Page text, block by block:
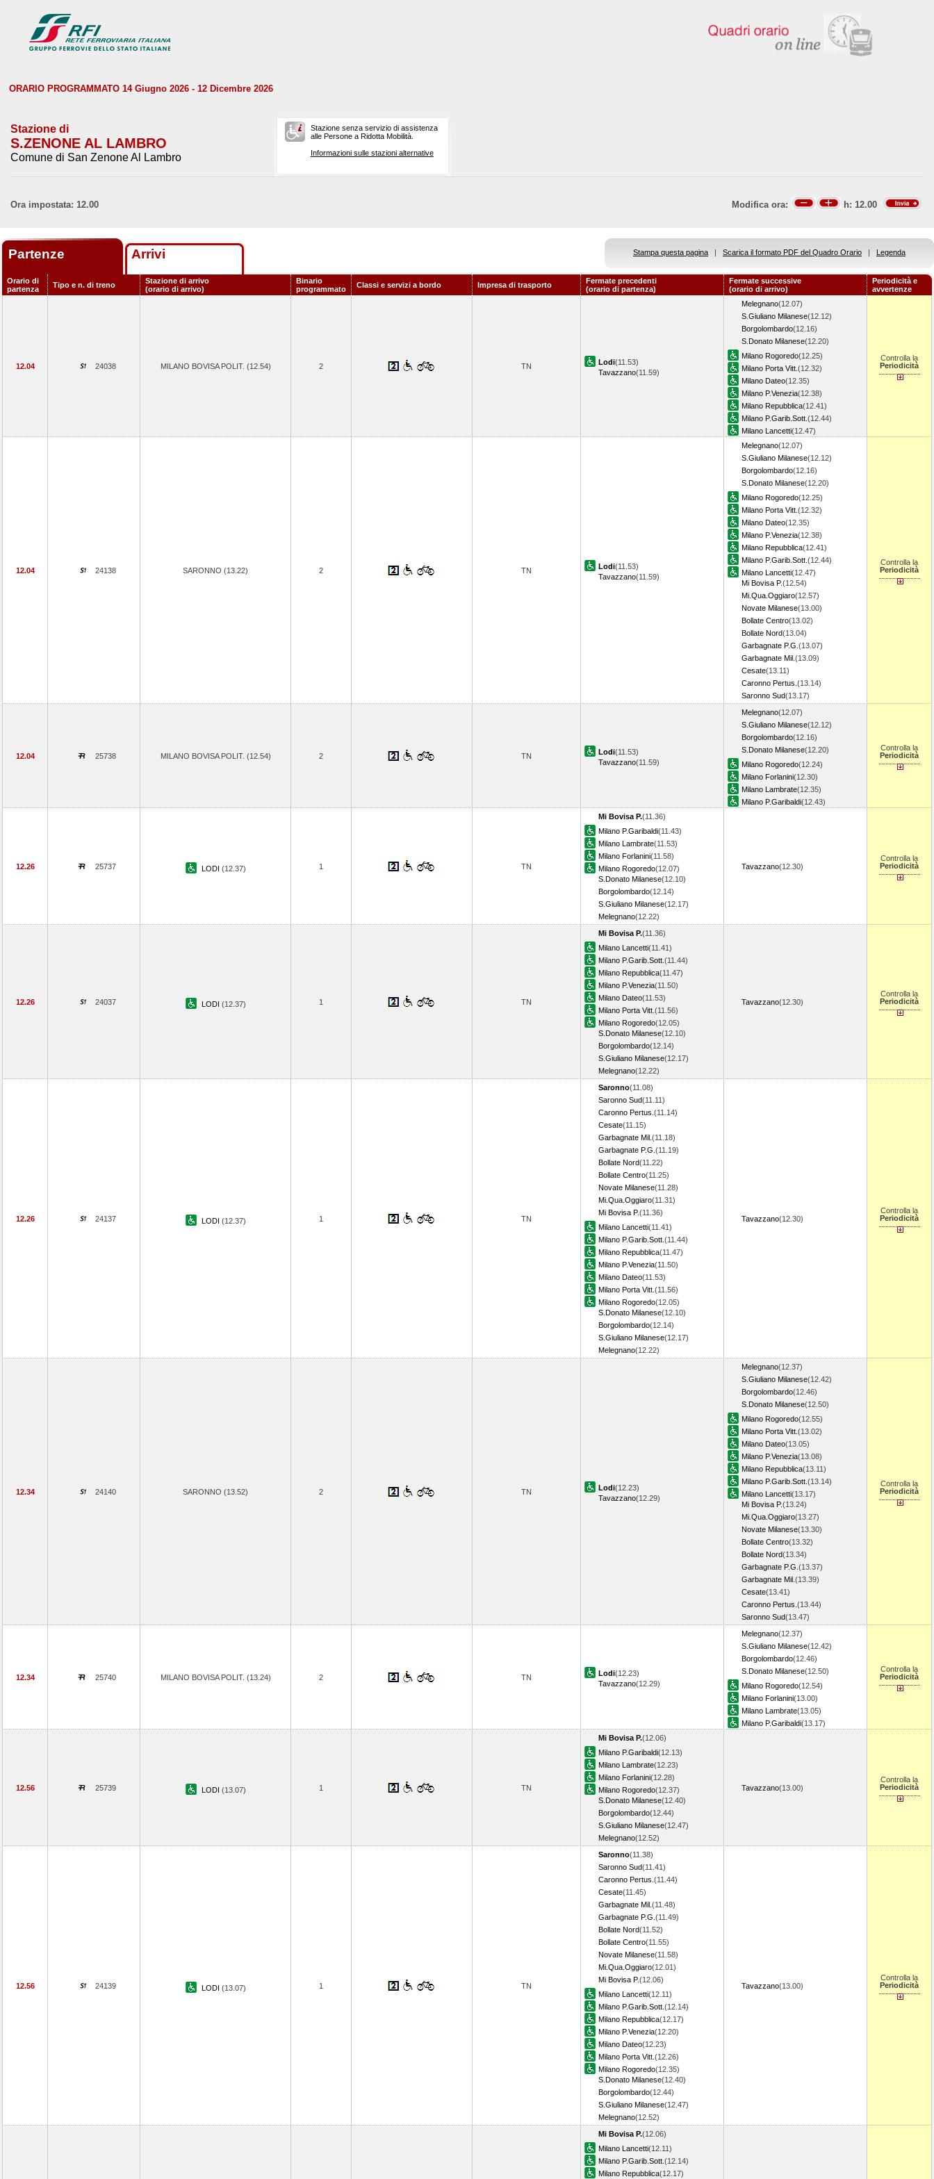
ORARIO PROGRAMMATO 14 Giugno 2026 - 12 Dicembre 2026
Stazione di
S.ZENONE AL LAMBRO
Comune di San Zenone Al Lambro
Stazione senza servizio di assistenza
alle Persone a Ridotta Mobilità.
Informazioni sulle stazioni alternative
Ora impostata: 12.00 Modifica ora: h: 12.00
Partenze Arrivi Stampa questa pagina | Scarica il formato PDF del Quadro Orario | Legenda
Orario di
partenza
Tipo e n. di treno
Stazione di arrivo
(orario di arrivo)
Binario
programmato
Classi e servizi a bordo Impresa di trasporto
Fermate precedenti
(orario di partenza)
Fermate successive
(orario di arrivo)
Periodicità e
avvertenze
12.04 24038 MILANO BOVISA POLIT. (12.54) 2 TN Lodi(11.53)
Tavazzano(11.59)
Melegnano(12.07)
S.Giuliano Milanese(12.12)
Borgolombardo(12.16)
S.Donato Milanese(12.20)
Milano Rogoredo(12.25)
Milano Porta Vitt. (12.32)
Milano Dateo(12.35)
Milano P.Venezia(12.38)
Milano Repubblica(12.41)
Milano P.Garib.Sott. (12.44)
Milano Lancetti(12.47)
Controlla la
Periodicità
12.04 24138 SARONNO (13.22) 2 TN Lodi(11.53)
Tavazzano(11.59)
Melegnano(12.07)
S.Giuliano Milanese(12.12)
Borgolombardo(12.16)
S.Donato Milanese(12.20)
Milano Rogoredo(12.25)
Milano Porta Vitt. (12.32)
Milano Dateo(12.35)
Milano P.Venezia(12.38)
Milano Repubblica(12.41)
Milano P.Garib.Sott. (12.44)
Milano Lancetti(12.47)
Mi Bovisa P.(12.54)
Mi.Qua.Oggiaro(12.57)
Novate Milanese(13.00)
Bollate Centro(13.02)
Bollate Nord(13.04)
Garbagnate P.G. (13.07)
Garbagnate Mil. (13.09)
Cesate(13.11)
Caronno Pertus. (13.14)
Saronno Sud(13.17)
Controlla la
Periodicità
12.04 25738 MILANO BOVISA POLIT. (12.54) 2 TN Lodi(11.53)
Tavazzano(11.59)
Melegnano(12.07)
S.Giuliano Milanese(12.12)
Borgolombardo(12.16)
S.Donato Milanese(12.20)
Milano Rogoredo(12.24)
Milano Forlanini(12.30)
Milano Lambrate(12.35)
Milano P.Garibaldi(12.43)
Controlla la
Periodicità
12.26 25737 LODI (12.37) 1 TN
Mi Bovisa P.(11.36)
Milano P.Garibaldi(11.43)
Milano Lambrate(11.53)
Milano Forlanini(11.58)
Milano Rogoredo(12.07)
S.Donato Milanese(12.10)
Borgolombardo(12.14)
S.Giuliano Milanese(12.17)
Melegnano(12.22)
Tavazzano(12.30)
Controlla la
Periodicità
12.26 24037 LODI (12.37) 1 TN
Mi Bovisa P.(11.36)
Milano Lancetti(11.41)
Milano P.Garib.Sott. (11.44)
Milano Repubblica(11.47)
Milano P.Venezia(11.50)
Milano Dateo(11.53)
Milano Porta Vitt. (11.56)
Milano Rogoredo(12.05)
S.Donato Milanese(12.10)
Borgolombardo(12.14)
S.Giuliano Milanese(12.17)
Melegnano(12.22)
Tavazzano(12.30)
Controlla la
Periodicità
12.26 24137 LODI (12.37) 1 TN
Saronno(11.08)
Saronno Sud(11.11)
Caronno Pertus. (11.14)
Cesate(11.15)
Garbagnate Mil. (11.18)
Garbagnate P.G. (11.19)
Bollate Nord(11.22)
Bollate Centro(11.25)
Novate Milanese(11.28)
Mi.Qua.Oggiaro(11.31)
Mi Bovisa P.(11.36)
Milano Lancetti(11.41)
Milano P.Garib.Sott. (11.44)
Milano Repubblica(11.47)
Milano P.Venezia(11.50)
Milano Dateo(11.53)
Milano Porta Vitt. (11.56)
Milano Rogoredo(12.05)
S.Donato Milanese(12.10)
Borgolombardo(12.14)
S.Giuliano Milanese(12.17)
Melegnano(12.22)
Tavazzano(12.30)
Controlla la
Periodicità
12.34 24140 SARONNO (13.52) 2 TN Lodi(12.23)
Tavazzano(12.29)
Melegnano(12.37)
S.Giuliano Milanese(12.42)
Borgolombardo(12.46)
S.Donato Milanese(12.50)
Milano Rogoredo(12.55)
Milano Porta Vitt. (13.02)
Milano Dateo(13.05)
Milano P.Venezia(13.08)
Milano Repubblica(13.11)
Milano P.Garib.Sott. (13.14)
Milano Lancetti(13.17)
Mi Bovisa P.(13.24)
Mi.Qua.Oggiaro(13.27)
Novate Milanese(13.30)
Bollate Centro(13.32)
Bollate Nord(13.34)
Garbagnate P.G. (13.37)
Garbagnate Mil. (13.39)
Cesate(13.41)
Caronno Pertus. (13.44)
Saronno Sud(13.47)
Controlla la
Periodicità
12.34 25740 MILANO BOVISA POLIT. (13.24) 2 TN Lodi(12.23)
Tavazzano(12.29)
Melegnano(12.37)
S.Giuliano Milanese(12.42)
Borgolombardo(12.46)
S.Donato Milanese(12.50)
Milano Rogoredo(12.54)
Milano Forlanini(13.00)
Milano Lambrate(13.05)
Milano P.Garibaldi(13.17)
Controlla la
Periodicità
12.56 25739 LODI (13.07) 1 TN
Mi Bovisa P.(12.06)
Milano P.Garibaldi(12.13)
Milano Lambrate(12.23)
Milano Forlanini(12.28)
Milano Rogoredo(12.37)
S.Donato Milanese(12.40)
Borgolombardo(12.44)
S.Giuliano Milanese(12.47)
Melegnano(12.52)
Tavazzano(13.00)
Controlla la
Periodicità
12.56 24139 LODI (13.07) 1 TN
Saronno(11.38)
Saronno Sud(11.41)
Caronno Pertus. (11.44)
Cesate(11.45)
Garbagnate Mil. (11.48)
Garbagnate P.G. (11.49)
Bollate Nord(11.52)
Bollate Centro(11.55)
Novate Milanese(11.58)
Mi.Qua.Oggiaro(12.01)
Mi Bovisa P.(12.06)
Milano Lancetti(12.11)
Milano P.Garib.Sott. (12.14)
Milano Repubblica(12.17)
Milano P.Venezia(12.20)
Milano Dateo(12.23)
Milano Porta Vitt. (12.26)
Milano Rogoredo(12.35)
S.Donato Milanese(12.40)
Borgolombardo(12.44)
S.Giuliano Milanese(12.47)
Melegnano(12.52)
Tavazzano(13.00)
Controlla la
Periodicità
Mi Bovisa P.(12.06)
Milano Lancetti(12.11)
Milano P.Garib.Sott. (12.14)
Milano Repubblica(12.17)